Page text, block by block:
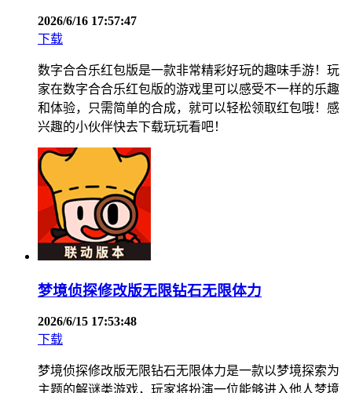
2026/6/16 17:57:47
下载
数字合合乐红包版是一款非常精彩好玩的趣味手游！玩
家在数字合合乐红包版的游戏里可以感受不一样的乐趣
和体验，只需简单的合成，就可以轻松领取红包哦！感
兴趣的小伙伴快去下载玩玩看吧！
梦境侦探修改版无限钻石无限体力
2026/6/15 17:53:48
下载
梦境侦探修改版无限钻石无限体力是一款以梦境探索为
主题的解谜类游戏，玩家将扮演一位能够进入他人梦境